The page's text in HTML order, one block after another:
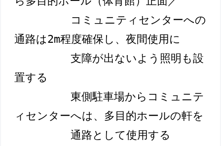
コミュニティセンターへの
通路は2m程度確保し、夜間使用に
支障が出ないよう照明も設
置する
東側駐車場からコミュニテ
ィセンターへは、多目的ホールの軒を
通路として使用する